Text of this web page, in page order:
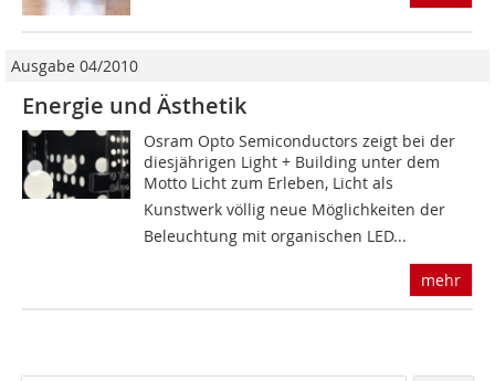
Ausgabe 04/2010
Energie und Ästhetik
Osram Opto Semiconductors zeigt bei der
diesjährigen Light + Building unter dem
Motto Licht zum Erleben, Licht als
Kunstwerk völlig neue Möglichkeiten der
Beleuchtung mit organischen LED...
mehr